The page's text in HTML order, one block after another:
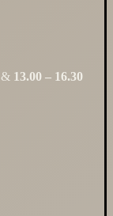
& 13.00 – 16.30